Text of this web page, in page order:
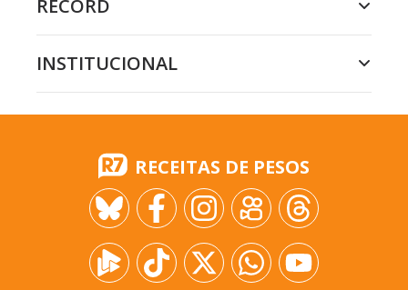
RECORD
INSTITUCIONAL
RECEITAS DE PESOS